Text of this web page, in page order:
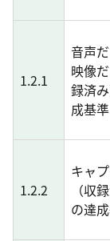
1.2.1
音声
映像
録済
成基準
1.2.2
キャ
（収
の達